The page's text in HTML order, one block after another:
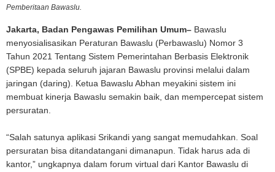
Pemberitaan Bawaslu.
Jakarta, Badan Pengawas Pemilihan Umum– Bawaslu
menyosialisasikan Peraturan Bawaslu (Perbawaslu) Nomor 3
Tahun 2021 Tentang Sistem Pemerintahan Berbasis Elektronik
(SPBE) kepada seluruh jajaran Bawaslu provinsi melalui dalam
jaringan (daring). Ketua Bawaslu Abhan meyakini sistem ini
membuat kinerja Bawaslu semakin baik, dan mempercepat sistem
persuratan.
“Salah satunya aplikasi Srikandi yang sangat memudahkan. Soal
persuratan bisa ditandatangani dimanapun. Tidak harus ada di
kantor,” ungkapnya dalam forum virtual dari Kantor Bawaslu di